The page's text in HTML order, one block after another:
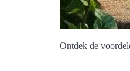
Ontdek de